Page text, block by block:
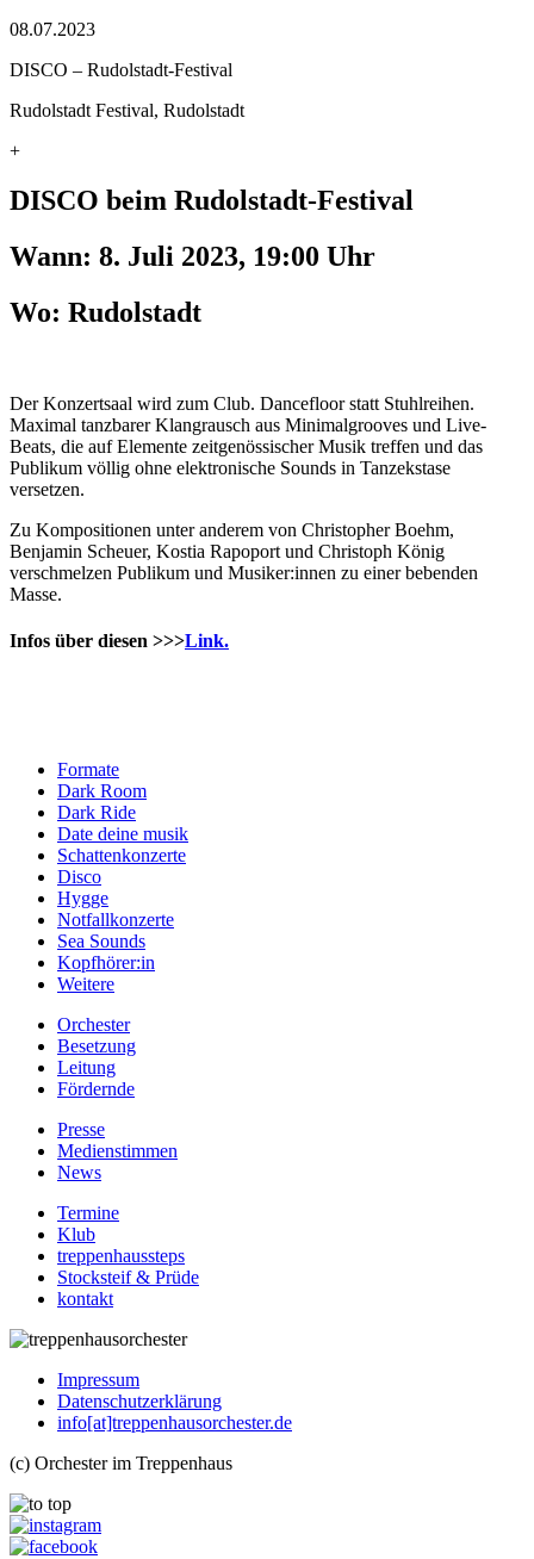
08.07.2023
DISCO – Rudolstadt-Festival
Rudolstadt Festival, Rudolstadt
+
DISCO beim Rudolstadt-Festival
Wann: 8. Juli 2023, 19:00 Uhr
Wo: Rudolstadt
Der Konzertsaal wird zum Club. Dancefloor statt Stuhlreihen.
Maximal tanzbarer Klangrausch aus Minimalgrooves und Live-
Beats, die auf Elemente zeitgenössischer Musik treffen und das
Publikum völlig ohne elektronische Sounds in Tanzekstase
versetzen.
Zu Kompositionen unter anderem von Christopher Boehm,
Benjamin Scheuer, Kostia Rapoport und Christoph König
verschmelzen Publikum und Musiker:innen zu einer bebenden
Masse.
Infos über diesen >>>Link.
Formate
Dark Room
Dark Ride
Date deine musik
Schattenkonzerte
Disco
Hygge
Notfallkonzerte
Sea Sounds
Kopfhörer:in
Weitere
Orchester
Besetzung
Leitung
Fördernde
Presse
Medienstimmen
News
Termine
Klub
treppenhaussteps
Stocksteif & Prüde
kontakt
Impressum
Datenschutzerklärung
info[at]treppenhausorchester.de
(c) Orchester im Treppenhaus